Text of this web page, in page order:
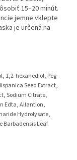
15–20 minút.
jemne vklepte
je určená na
1,2-hexanediol, Peg-
Seed Extract,
Sodium Citrate,
Edta, Allantion,
Hydrolysate,
Barbadensis Leaf